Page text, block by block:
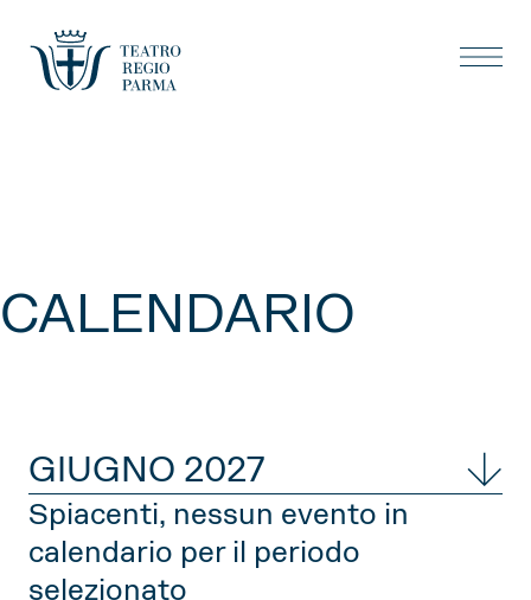
CALENDARIO
GIUGNO 2027
2025
Spiacenti, nessun evento in
calendario per il periodo
selezionato